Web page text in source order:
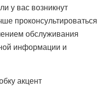
у вас возникнут
проконсультироваться
обслуживания
информации и
акцент